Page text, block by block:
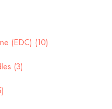
(EDC) (10)
(3)